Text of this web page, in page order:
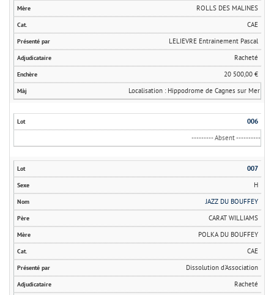
ROLLS DES MALINES
CAE
LELIEVRE Entrainement Pascal
Racheté
20 500,00 €
Localisation : Hippodrome de Cagnes sur Mer
006
--------- Absent ----------
007
H
JAZZ DU BOUFFEY
CARAT WILLIAMS
POLKA DU BOUFFEY
CAE
Dissolution d'Association
Racheté